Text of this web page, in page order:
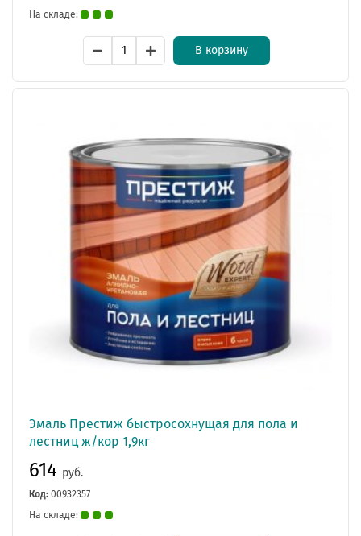
На складе:
В корзину
Эмаль Престиж быстросохнущая для пола и
лестниц ж/кор 1,9кг
614 руб.
Код: 00932357
На складе: